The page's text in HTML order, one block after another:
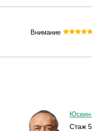
Внимание
Юскин
Стаж